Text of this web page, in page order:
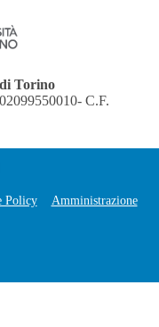
Torino
C.F.
Policy
Amministrazione